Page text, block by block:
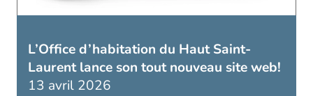
L’Office d’habitation du Haut Saint-
Laurent lance son tout nouveau site web!
13 avril 2026